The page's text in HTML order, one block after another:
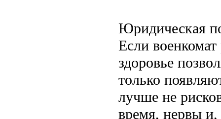
Юридическая
Если
здоровье
только
лучше не
время, нервы и,